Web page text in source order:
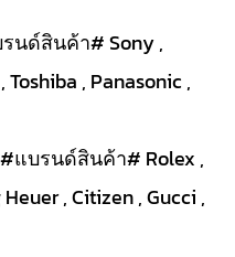
นด์สินค้า# Sony ,
Toshiba , Panasonic ,
แบรนด์สินค้า# Rolex ,
, Citizen , Gucci ,